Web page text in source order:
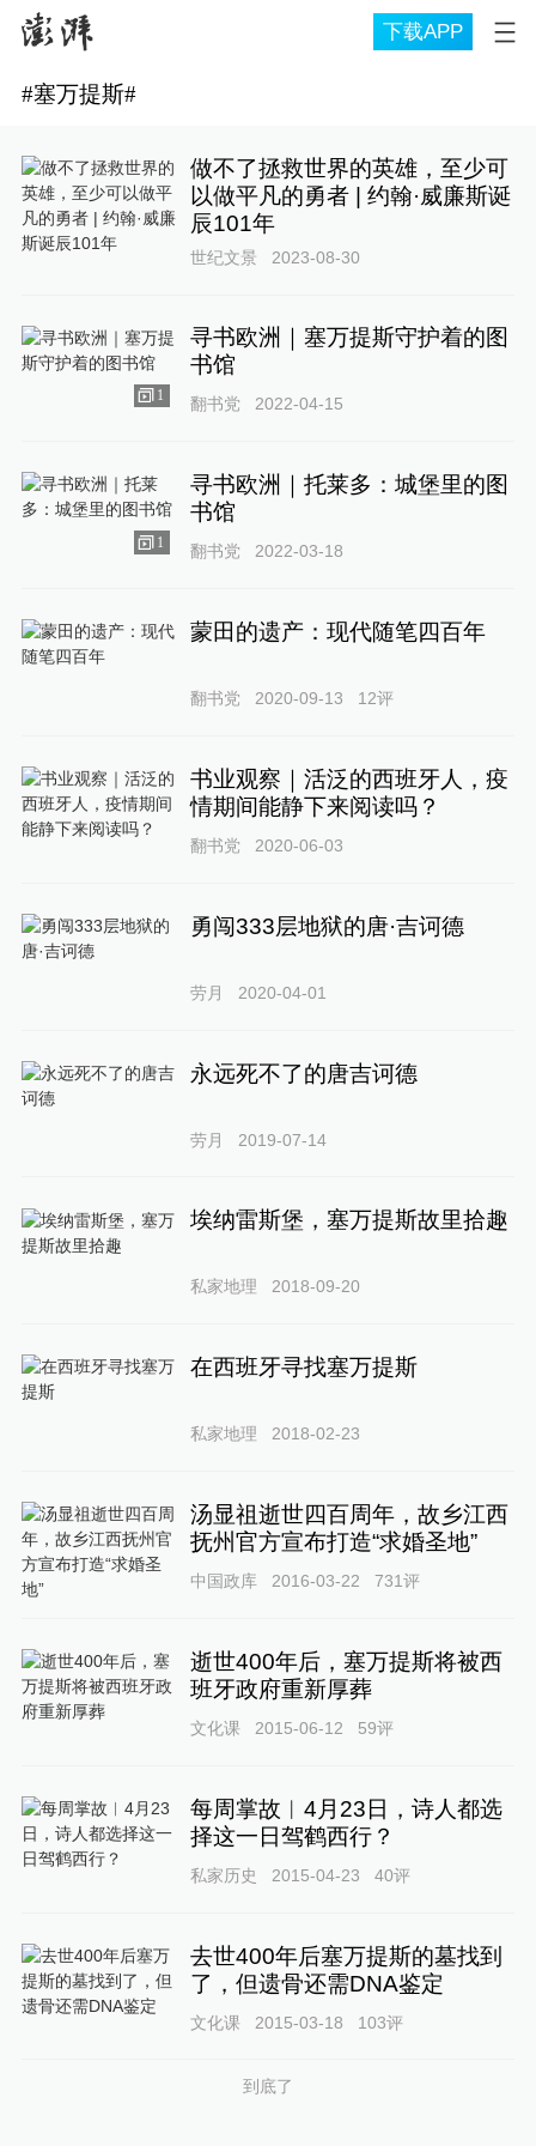
下载APP
#塞万提斯#
做不了拯救世界的英雄，至少可
以做平凡的勇者 | 约翰·威廉斯诞
辰101年
世纪文景 2023-08-30
1
寻书欧洲｜塞万提斯守护着的图
书馆
翻书党 2022-04-15
1
寻书欧洲｜托莱多：城堡里的图
书馆
翻书党 2022-03-18
蒙田的遗产：现代随笔四百年
翻书党 2020-09-13 12评
书业观察｜活泛的西班牙人，疫
情期间能静下来阅读吗？
翻书党 2020-06-03
勇闯333层地狱的唐·吉诃德
劳月 2020-04-01
永远死不了的唐吉诃德
劳月 2019-07-14
埃纳雷斯堡，塞万提斯故里拾趣
私家地理 2018-09-20
在西班牙寻找塞万提斯
私家地理 2018-02-23
汤显祖逝世四百周年，故乡江西
抚州官方宣布打造“求婚圣地”
中国政库 2016-03-22 731评
逝世400年后，塞万提斯将被西
班牙政府重新厚葬
文化课 2015-06-12 59评
每周掌故︱4月23日，诗人都选
择这一日驾鹤西行？
私家历史 2015-04-23 40评
去世400年后塞万提斯的墓找到
了，但遗骨还需DNA鉴定
文化课 2015-03-18 103评
到底了